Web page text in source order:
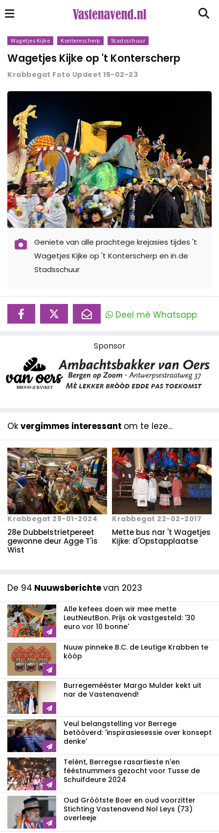
Wagetjes Kijke Konterescherp Stadsschuur
Wagetjes Kijke op 't Konterscherp
Krabbegat Foto Updeet 15-02-23
Geniete van alle prachtege krejasies tijdes 't
Wagetjes Kijke op 't Konterscherp en in de
Stadsschuur
Deel mè Whatsapp
Sponsor
Ok vergimmes interessant om te leze...
Krabbegat 28-01-2024
28e Dubbelstrietpereet
gewonne deur Agge T'is
Wist
Krabbegat 22-02-2017
Mette bus nar 't Wagetjes
Kijke: d'Opstapplaatse
De 94 Nuuwsberichtevan 2023
Alle kefees doen wir mee mette
LeutNeutBon. Prijs ok vastgesteld: '30
euro vor 10 bonne'
Nuuw pinneke B.C. de Leutige Krabben te
kòòp
Burregemééster Margo Mulder kekt uit
nar de Vastenavend!
Veul belangstelling vor Berrege
betòòverd: 'inspirasiesessie over konsept
denke'
Telènt, Berregse rasartieste n'en
fééstnummers gezocht voor Tusse de
Schuifdeure 2024
Oud Gròòtste Boer en oud voorzitter
Stichting Vastenavend Nol Leys (73)
overleeje